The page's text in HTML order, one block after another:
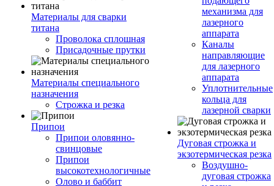
Материалы для сварки
титана
Проволока сплошная
Присадочные прутки
Материалы специального
назначения
Строжка и резка
Припои
Припои оловянно-
свинцовые
Припои
высокотехнологичные
Олово и баббит
механизма для
лазерного
аппарата
Каналы
направляющие
для лазерного
аппарата
Уплотнительные
кольца для
лазерной сварки
Дуговая строжка и
экзотермическая резка
Воздушно-
дуговая строжка